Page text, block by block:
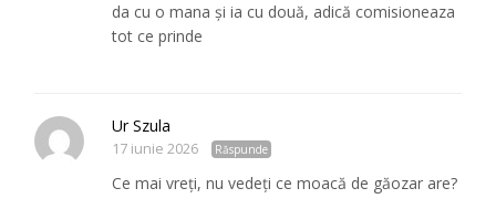
da cu o mana și ia cu două, adică comisioneaza
tot ce prinde
Ur Szula
17 iunie 2026 Răspunde
Ce mai vreți, nu vedeți ce moacă de găozar are?